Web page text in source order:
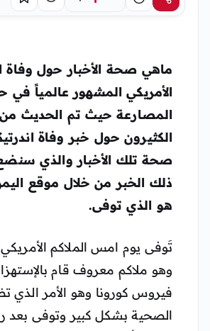
مشاركةاستماع تركيز حفظ
ماهي صحة الأخبار حول وفاة
الأمريكي المشهور عالمياً في
المصارعة حيث تم الحديث
الكثيرون حول خبر وفاة
صحة تلك الأخبار والذي
ذلك الخبر من خلال موقع
هو الذي توفى.
تَوفى يوم امس الملاكم الأمريكي
وهو ملاكم معروف قام
فيروس كورونا وهو الأمر الذي
الصحية بشكل كبير وتوفى بعد